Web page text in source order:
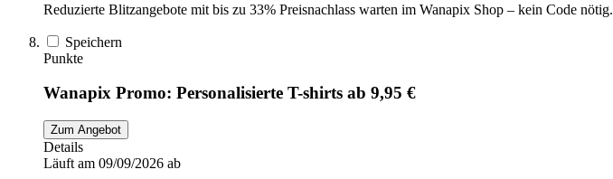
Reduzierte Blitzangebote mit bis zu 33% Preisnachlass warten im Wanapix Shop – kein Code nötig.
Speichern
Punkte
Wanapix Promo: Personalisierte T-shirts ab 9,95 €
Zum Angebot
Details
Läuft am 09/09/2026 ab